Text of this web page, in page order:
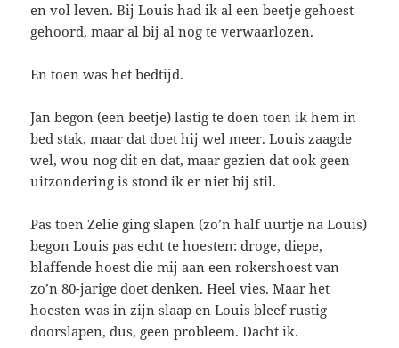
en vol leven. Bij Louis had ik al een beetje gehoest
gehoord, maar al bij al nog te verwaarlozen.
En toen was het bedtijd.
Jan begon (een beetje) lastig te doen toen ik hem in
bed stak, maar dat doet hij wel meer. Louis zaagde
wel, wou nog dit en dat, maar gezien dat ook geen
uitzondering is stond ik er niet bij stil.
Pas toen Zelie ging slapen (zo’n half uurtje na Louis)
begon Louis pas echt te hoesten: droge, diepe,
blaffende hoest die mij aan een rokershoest van
zo’n 80-jarige doet denken. Heel vies. Maar het
hoesten was in zijn slaap en Louis bleef rustig
doorslapen, dus, geen probleem. Dacht ik.